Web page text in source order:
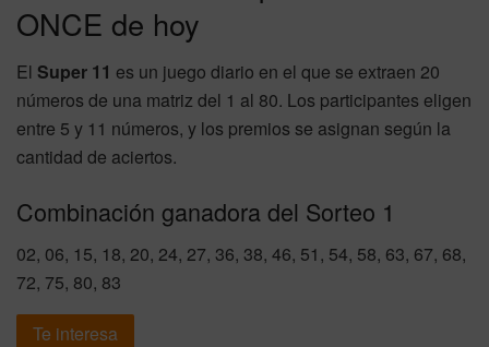
ONCE de hoy
El Super 11 es un juego diario en el que se extraen 20
números de una matriz del 1 al 80. Los participantes eligen
entre 5 y 11 números, y los premios se asignan según la
cantidad de aciertos.
Combinación ganadora del Sorteo 1
02, 06, 15, 18, 20, 24, 27, 36, 38, 46, 51, 54, 58, 63, 67, 68,
72, 75, 80, 83
Te interesa